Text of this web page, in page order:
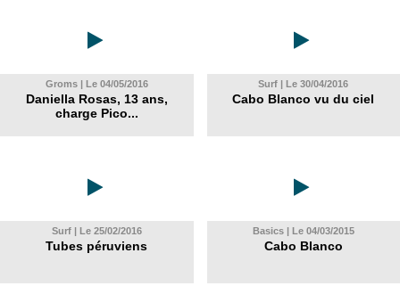
Groms | Le 04/05/2016
Daniella Rosas, 13 ans,
charge Pico...
Surf | Le 30/04/2016
Cabo Blanco vu du ciel
Surf | Le 25/02/2016
Tubes péruviens
Basics | Le 04/03/2015
Cabo Blanco